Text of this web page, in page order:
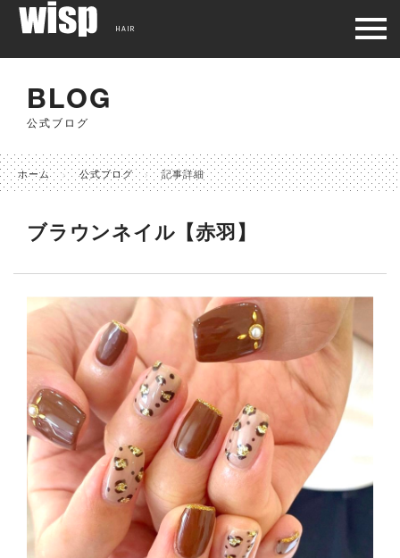
BLOG
公式ブログ
ホーム 公式ブログ 記事詳細
ブラウンネイル【赤羽】
HAIR